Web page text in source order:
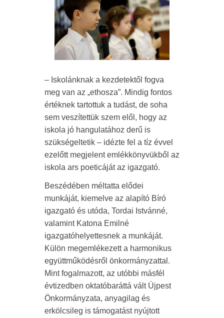
– Iskolánknak a kezdetektől fogva
meg van az „ethosza”. Mindig fontos
értéknek tartottuk a tudást, de soha
sem veszítettük szem elől, hogy az
iskola jó hangulatához derű is
szükségeltetik – idézte fel a tíz évvel
ezelőtt megjelent emlékkönyvükből az
iskola ars poeticáját az igazgató.
Beszédében méltatta elődei
munkáját, kiemelve az alapító Bíró
igazgató és utóda, Tordai Istvánné,
valamint Katona Emilné
igazgatóhelyettesnek a munkáját.
Külön megemlékezett a harmonikus
együttműködésről önkormányzattal.
Mint fogalmazott, az utóbbi másfél
évtizedben oktatóbaráttá vált Újpest
Önkormányzata, anyagilag és
erkölcsileg is támogatást nyújtott